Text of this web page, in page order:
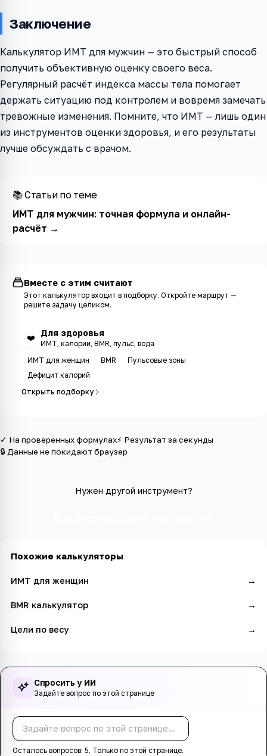
Заключение
Калькулятор ИМТ для мужчин — это быстрый способ
получить объективную оценку своего веса.
Регулярный расчёт индекса массы тела помогает
держать ситуацию под контролем и вовремя замечать
тревожные изменения. Помните, что ИМТ — лишь один
из инструментов оценки здоровья, и его результаты
лучше обсуждать с врачом.
📚 Статьи по теме
ИМТ для мужчин: точная формула и онлайн-
расчёт →
Вместе с этим считают
Этот калькулятор входит в подборку. Откройте маршрут —
решите задачу целиком.
❤️ Для здоровья
ИМТ, калории, BMR, пульс, вода
ИМТ для женщин
BMR
Пульсовые зоны
Дефицит калорий
Открыть подборку
✓ На проверенных формулах⚡ Результат за секунды
🔒 Данные не покидают браузер
Нужен другой инструмент?
Похожие калькуляторы
ИМТ для женщин →
BMR калькулятор →
Цели по весу →
Спросить у ИИ
Задайте вопрос по этой странице
Осталось вопросов: 5. Только по этой странице.